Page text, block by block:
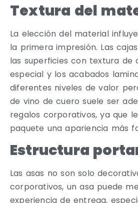
Textura del
La elección del material
la primera impresión. Las
las superficies con textura de
especial y los acabados
diferentes niveles de valor
de vino de cuero suele ser
regalos corporativos, ya que
paquete una apariencia más
Estructura
Las asas no son solo
corporativos, un asa puede
experiencia de entrega,